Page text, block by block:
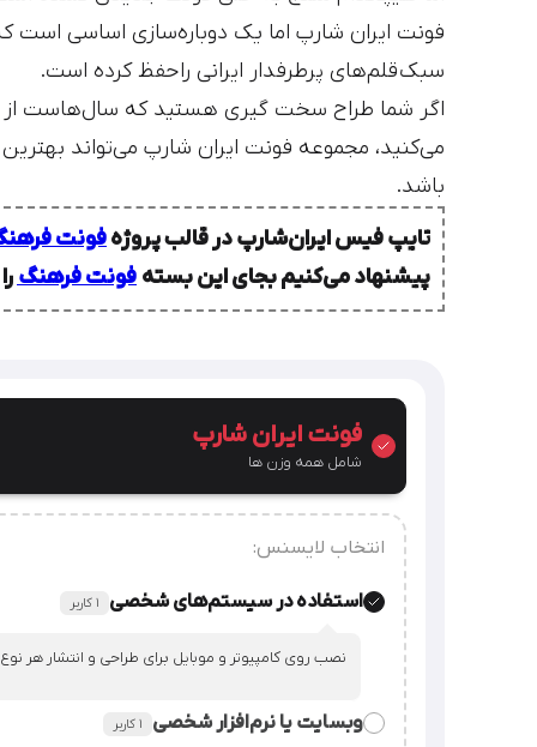
فونت ایران شارپ اما یک دوباره‌سازی اساسی است
سبک قلم‌های پرطرفدار ایرانی را حفظ کرده است.
اگر شما طراح سخت گیری هستید که سال‌هاست
می‌کنید، مجموعه فونت ایران شارپ می‌تواند بهترین
باشد.
تایپ فیس ایران‌شارپ در قالب پروژهفونت
پیشنهاد می‌کنیم بجای این بسته فونت فرهنگ
فونت ایران شارپ
شامل همه وزن ها
انتخاب لایسنس:
استفاده در سیستم‌های شخصی ۱ کاربر
نصب روی کامپیوتر و موبایل برای طراحی و انتشار هر
وبسایت یا نرم‌افزار شخصی ۱ کاربر